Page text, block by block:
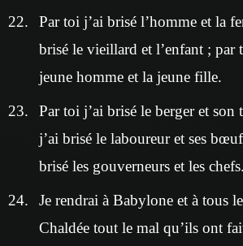
Par toi j’ai brisé l’homme et la
brisé le vieillard et l’enfant ; par
jeune homme et la jeune fille.
Par toi j’ai brisé le berger et son
j’ai brisé le laboureur et ses
brisé les gouverneurs et les chefs.
Je rendrai à Babylone et à tous
Chaldée tout le mal qu’ils ont